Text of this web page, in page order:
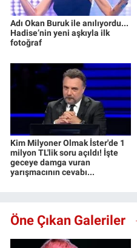
Adı Okan Buruk ile anılıyordu...
Hadise’nin yeni aşkıyla ilk
fotoğraf
Kim Milyoner Olmak İster'de 1
milyon TL'lik soru açıldı! İşte
geceye damga vuran
yarışmacının cevabı...
Öne Çıkan Galeriler